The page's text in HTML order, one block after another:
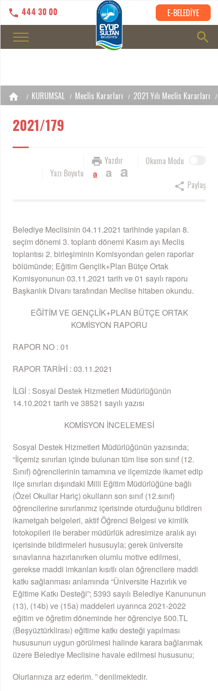
444 30 00 E-BELEDİYE
KURUMSAL Meclis Kararları 2021 Yılı Meclis Kararları
2021/179
Okuma Modu
Yazdır
Yazı Boyutu
a a a
Paylaş
Belediye Meclisinin 04.11.2021 tarihinde yapılan 8.
seçim dönemi 3. toplantı dönemi Kasım ayı Meclis
toplantısı 2. birleşiminin Komisyondan gelen raporlar
bölümünde; Eğitim Gençlik+Plan Bütçe Ortak
Komisyonunun 03.11.2021 tarih ve 01 sayılı raporu
Başkanlık Divanı tarafından Meclise hitaben okundu.
EĞİTİM VE GENÇLİK+PLAN BÜTÇE ORTAK
KOMİSYON RAPORU
RAPOR NO : 01
RAPOR TARİHİ : 03.11.2021
İLGİ : Sosyal Destek Hizmetleri Müdürlüğünün
14.10.2021 tarih ve 38521 sayılı yazısı
KOMİSYON İNCELEMESİ
Sosyal Destek Hizmetleri Müdürlüğünün yazısında;
“İlçemiz sınırları içinde bulunan tüm lise son sınıf (12.
Sınıf) öğrencilerinin tamamına ve ilçemizde ikamet edip
ilçe sınırları dışındaki Milli Eğitim Müdürlüğüne bağlı
(Özel Okullar Hariç) okulların son sınıf (12.sınıf)
öğrencilerine sınırlarımız içerisinde oturduğunu bildiren
ikametgah belgeleri, aktif Öğrenci Belgesi ve kimlik
fotokopileri ile beraber müdürlük adresimize aralık ayı
içerisinde bildirmeleri hususuyla; gerek üniversite
sınavlarına hazırlanırken olumlu motive edilmesi,
gerekse maddi imkanları kısıtlı olan öğrencilere maddi
katkı sağlanması anlamında “Üniversite Hazırlık ve
Eğitime Katkı Desteği”; 5393 sayılı Belediye Kanununun
(13), (14b) ve (15a) maddeleri uyarınca 2021-2022
eğitim ve öğretim döneminde her öğrenciye 500.TL
(Beşyüztürklirası) eğitime katkı desteği yapılması
hususunun uygun görülmesi halinde karara bağlanmak
üzere Belediye Meclisine havale edilmesi hususunu;
Olurlarınıza arz ederim. ” denilmektedir.